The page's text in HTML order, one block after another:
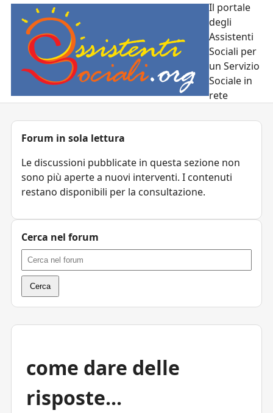
Il portale
degli
Assistenti
Sociali per
un Servizio
Sociale in
rete
come dare delle
risposte...
Forum in sola lettura
Le discussioni pubblicate in questa sezione non
sono più aperte a nuovi interventi. I contenuti
restano disponibili per la consultazione.
Cerca nel forum
Cerca